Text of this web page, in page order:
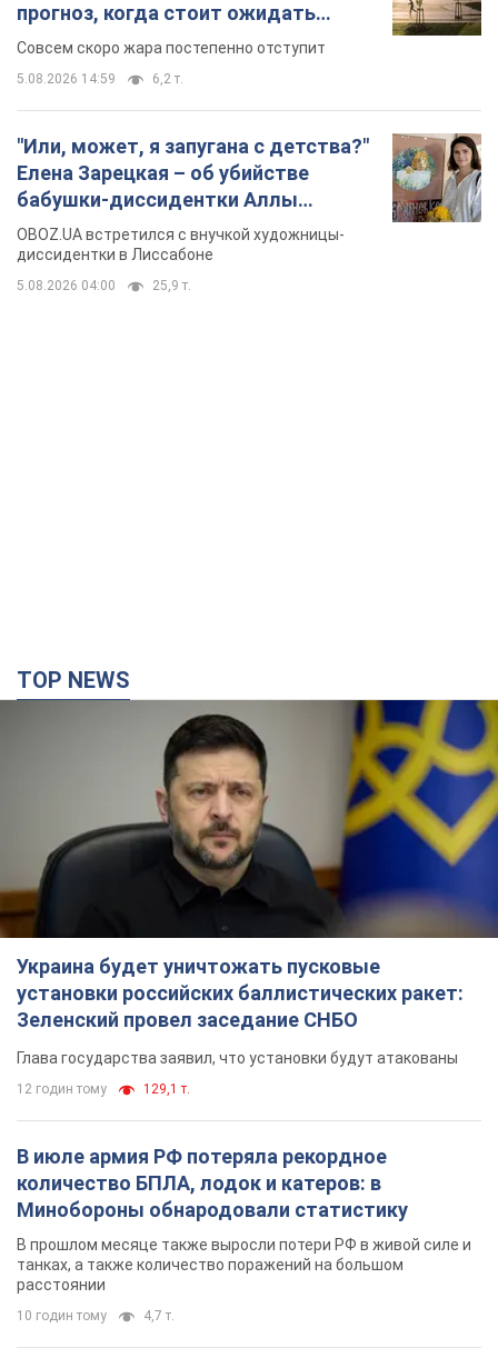
прогноз, когда стоит ожидать
изменения погоды
Совсем скоро жара постепенно отступит
5.08.2026 14:59 6,2 т.
"Или, может, я запугана с детства?"
Елена Зарецкая – об убийстве
бабушки-диссидентки Аллы
Горской, критике сына Стуса и
бегстве в Португалию с пятью
детьми
OBOZ.UA встретился с внучкой художницы-
диссидентки в Лиссабоне
5.08.2026 04:00 25,9 т.
TOP NEWS
Украина будет уничтожать пусковые
установки российских баллистических ракет:
Зеленский провел заседание СНБО
Глава государства заявил, что установки будут атакованы
12 годин тому 129,1 т.
В июле армия РФ потеряла рекордное
количество БПЛА, лодок и катеров: в
Минобороны обнародовали статистику
В прошлом месяце также выросли потери РФ в живой силе и
танках, а также количество поражений на большом
расстоянии
10 годин тому 4,7 т.